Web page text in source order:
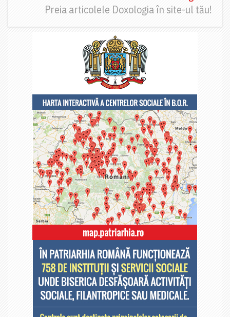
Preia articolele Doxologia în site-ul tău!